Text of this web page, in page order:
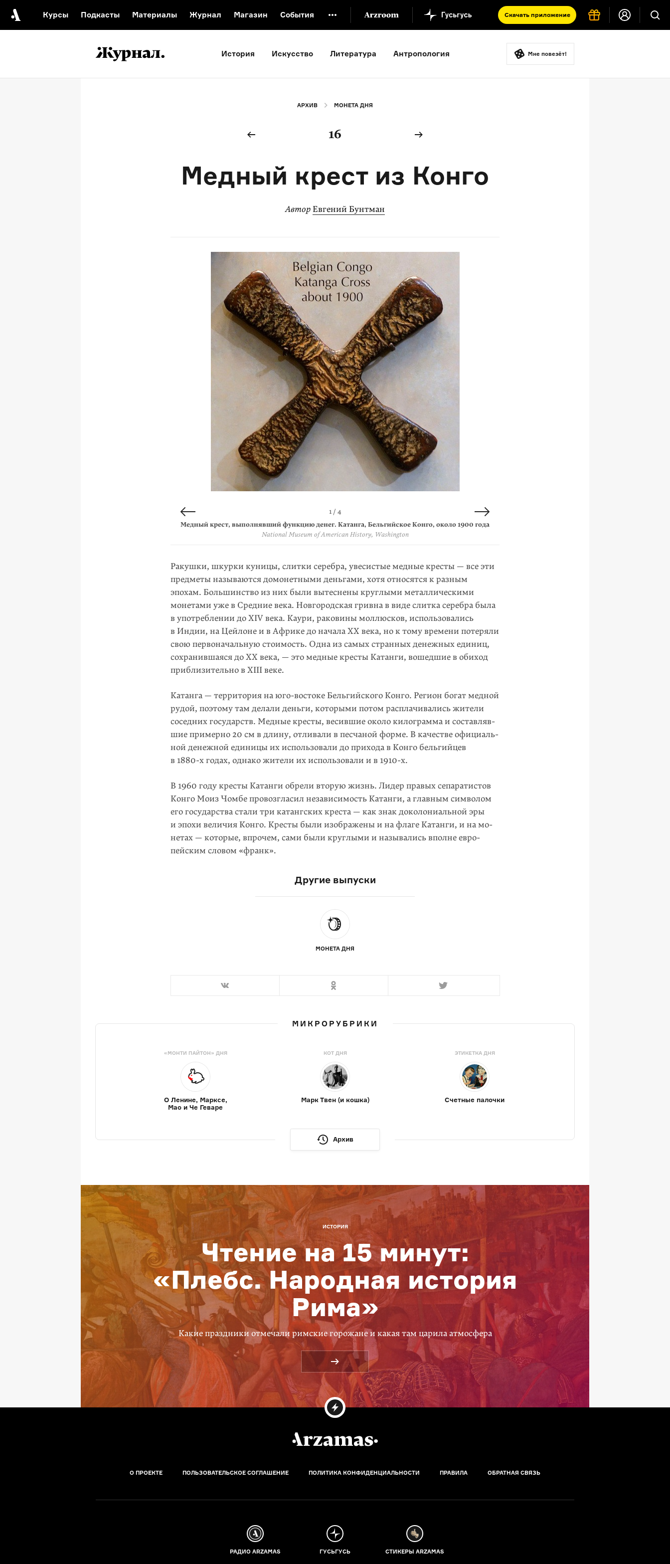
Курсы Подкасты Материалы Журнал Магазин События Скачать приложение
Видеоистория русской культуры
Русский язык от «гой еси» до «лол кек»
Что такое античность
История Искусство Литература Антропология Мне повезёт!
АРХИВ МОНЕТА ДНЯ
16
Медный крест из Конго
АвторЕвгений Бунтман
1 / 4
Медный крест, выполнявший функцию денег. Катанга, Бельгийское Конго, около 1900 года
National Museum of American History, Washington
2 / 4
Медная шахта компании Union minière duHaut-Katanga. Катанга, Бельгийское Конго, 1917 год
Wikimedia Commons
3 / 4
Флаг непризнанного государства Катанга.1960–1963годы
Wikimedia Commons
4 / 4
Монета достоинством один франк. Катанга, 1961 год
Currency Wiki
Ракушки, шкурки куницы, слитки серебра, увесистые медные кресты — все эти
предметы называются домонетными деньгами, хотя относятся к разным
эпохам. Большинство из них были вытеснены круглыми металлическими
монетами уже в Средние века. Новгородская гривна в виде слитка серебра была
в употреблении до XIV века. Каури, раковины моллюсков, использовались
в Индии, на Цейлоне и в Африке до начала XX века, но к тому времени потеряли
свою первоначальную стоимость. Одна из самых странных денежных единиц,
сохранившаяся до XX ве­ка, — это медные кресты Катанги, вошедшие в обиход
приблизительно в XIII веке.
Катанга — территория на юго-востоке Бельгийского Конго. Регион богат медной
рудой, поэтому там делали деньги, которыми потом расплачивались жители
соседних государств. Медные кресты, весившие около килограмма и составляв­
шие примерно 20 см в длину, отливали в песчаной форме. В ка­честве официаль­
ной денежной единицы их использовали до прихода в Конго бельгийцев
в 1880-хгодах, однако жители их использовали и в 1910-х.
В 1960 году кресты Катанги обрели вторую жизнь. Лидер правых сепаратистов
Конго Моиз Чомбе провозгласил независимость Катанги, а главным символом
его государства стали три катангских креста — как знак доколониальной эры
и эпохи величия Конго. Кресты были изображены и на флаге Катанги, и на мо­
нетах — которые, впрочем, сами были круглыми и назывались вполне евро­
пейским словом «франк».
Другие выпуски
МОНЕТА ДНЯ
МИКРОРУБРИКИ
«МОНТИ ПАЙТОН» ДНЯ
О Ленине, Марксе,
Мао и Че Геваре
КОТ ДНЯ
Марк Твен (и кошка)
ЭТИКЕТКА ДНЯ
Счетные палочки
Архив
ИСТОРИЯ
Чтение на 15 минут:
«Плебс. Народная история
Рима»
Какие праздники отмечали римские горожане и какая там царила атмосфера
О ПРОЕКТЕ ПОЛЬЗОВАТЕЛЬСКОЕ СОГЛАШЕНИЕ ПОЛИТИКА КОНФИДЕНЦИАЛЬНОСТИ ПРАВИЛА ОБРАТНАЯ СВЯЗЬ
РАДИО ARZAMAS ГУСЬГУСЬ СТИКЕРЫ ARZAMAS